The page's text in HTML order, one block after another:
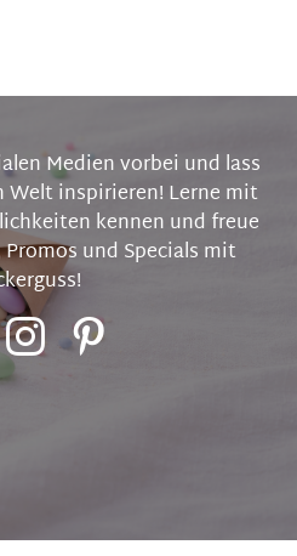
Medien vorbei und lass
Welt inspirieren! Lerne mit
kennen und freue
und Specials mit